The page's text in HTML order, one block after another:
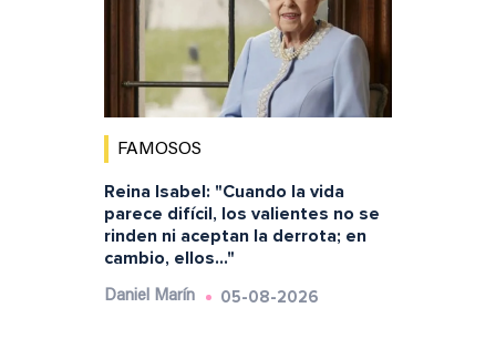
FAMOSOS
Reina Isabel: "Cuando la vida
parece difícil, los valientes no se
rinden ni aceptan la derrota; en
cambio, ellos..."
Daniel Marín 05-08-2026